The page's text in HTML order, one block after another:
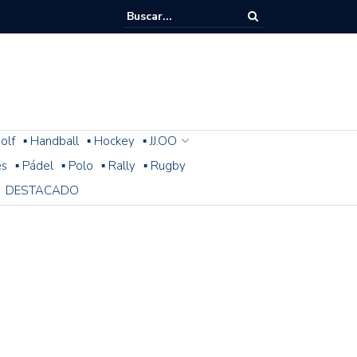
▪ Handball ▪ Hockey ▪ JJ.OO
▪ Pádel ▪ Polo ▪ Rally ▪ Rugby
DESTACADO